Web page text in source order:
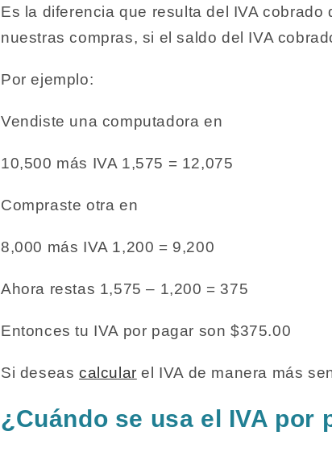
Es la diferencia que resulta del IVA
nuestras compras, si el saldo del IVA
Por ejemplo:
Vendiste una computadora en
10,500 más IVA 1,575 = 12,075
Compraste otra en
8,000 más IVA 1,200 = 9,200
Ahora restas 1,575 – 1,200 = 375
Entonces tu IVA por pagar son $375.00
Si deseas calcular el IVA de manera más
¿Cuándo se usa el IVA por